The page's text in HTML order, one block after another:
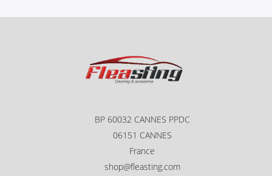
BP 60032 CANNES PPDC
06151 CANNES
France
shop@fleasting.com